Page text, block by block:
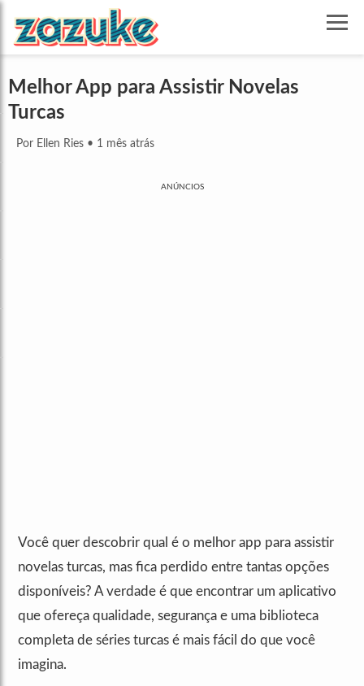
Melhor App para Assistir Novelas
Turcas
Por Ellen Ries • 1 mês atrás
ANÚNCIOS
Você quer descobrir qual é o melhor app para assistir
novelas turcas, mas fica perdido entre tantas opções
disponíveis? A verdade é que encontrar um aplicativo
que ofereça qualidade, segurança e uma biblioteca
completa de séries turcas é mais fácil do que você
imagina.